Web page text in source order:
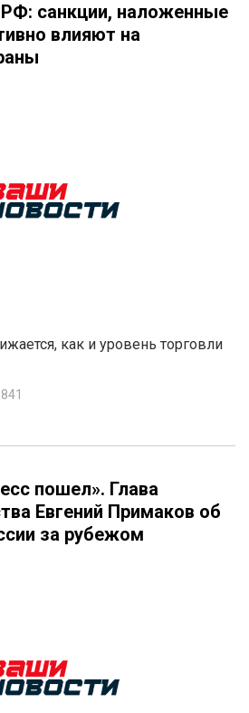
санкции, наложенные
влияют на
как и уровень торговли
пошел». Глава
Евгений Примаков об
за рубежом